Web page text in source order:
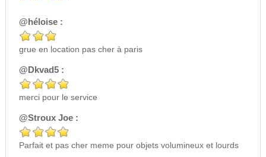
@héloise :
grue en location pas cher à paris
@Dkvad5 :
merci pour le service
@Stroux Joe :
Parfait et pas cher meme pour objets volumineux et lourds